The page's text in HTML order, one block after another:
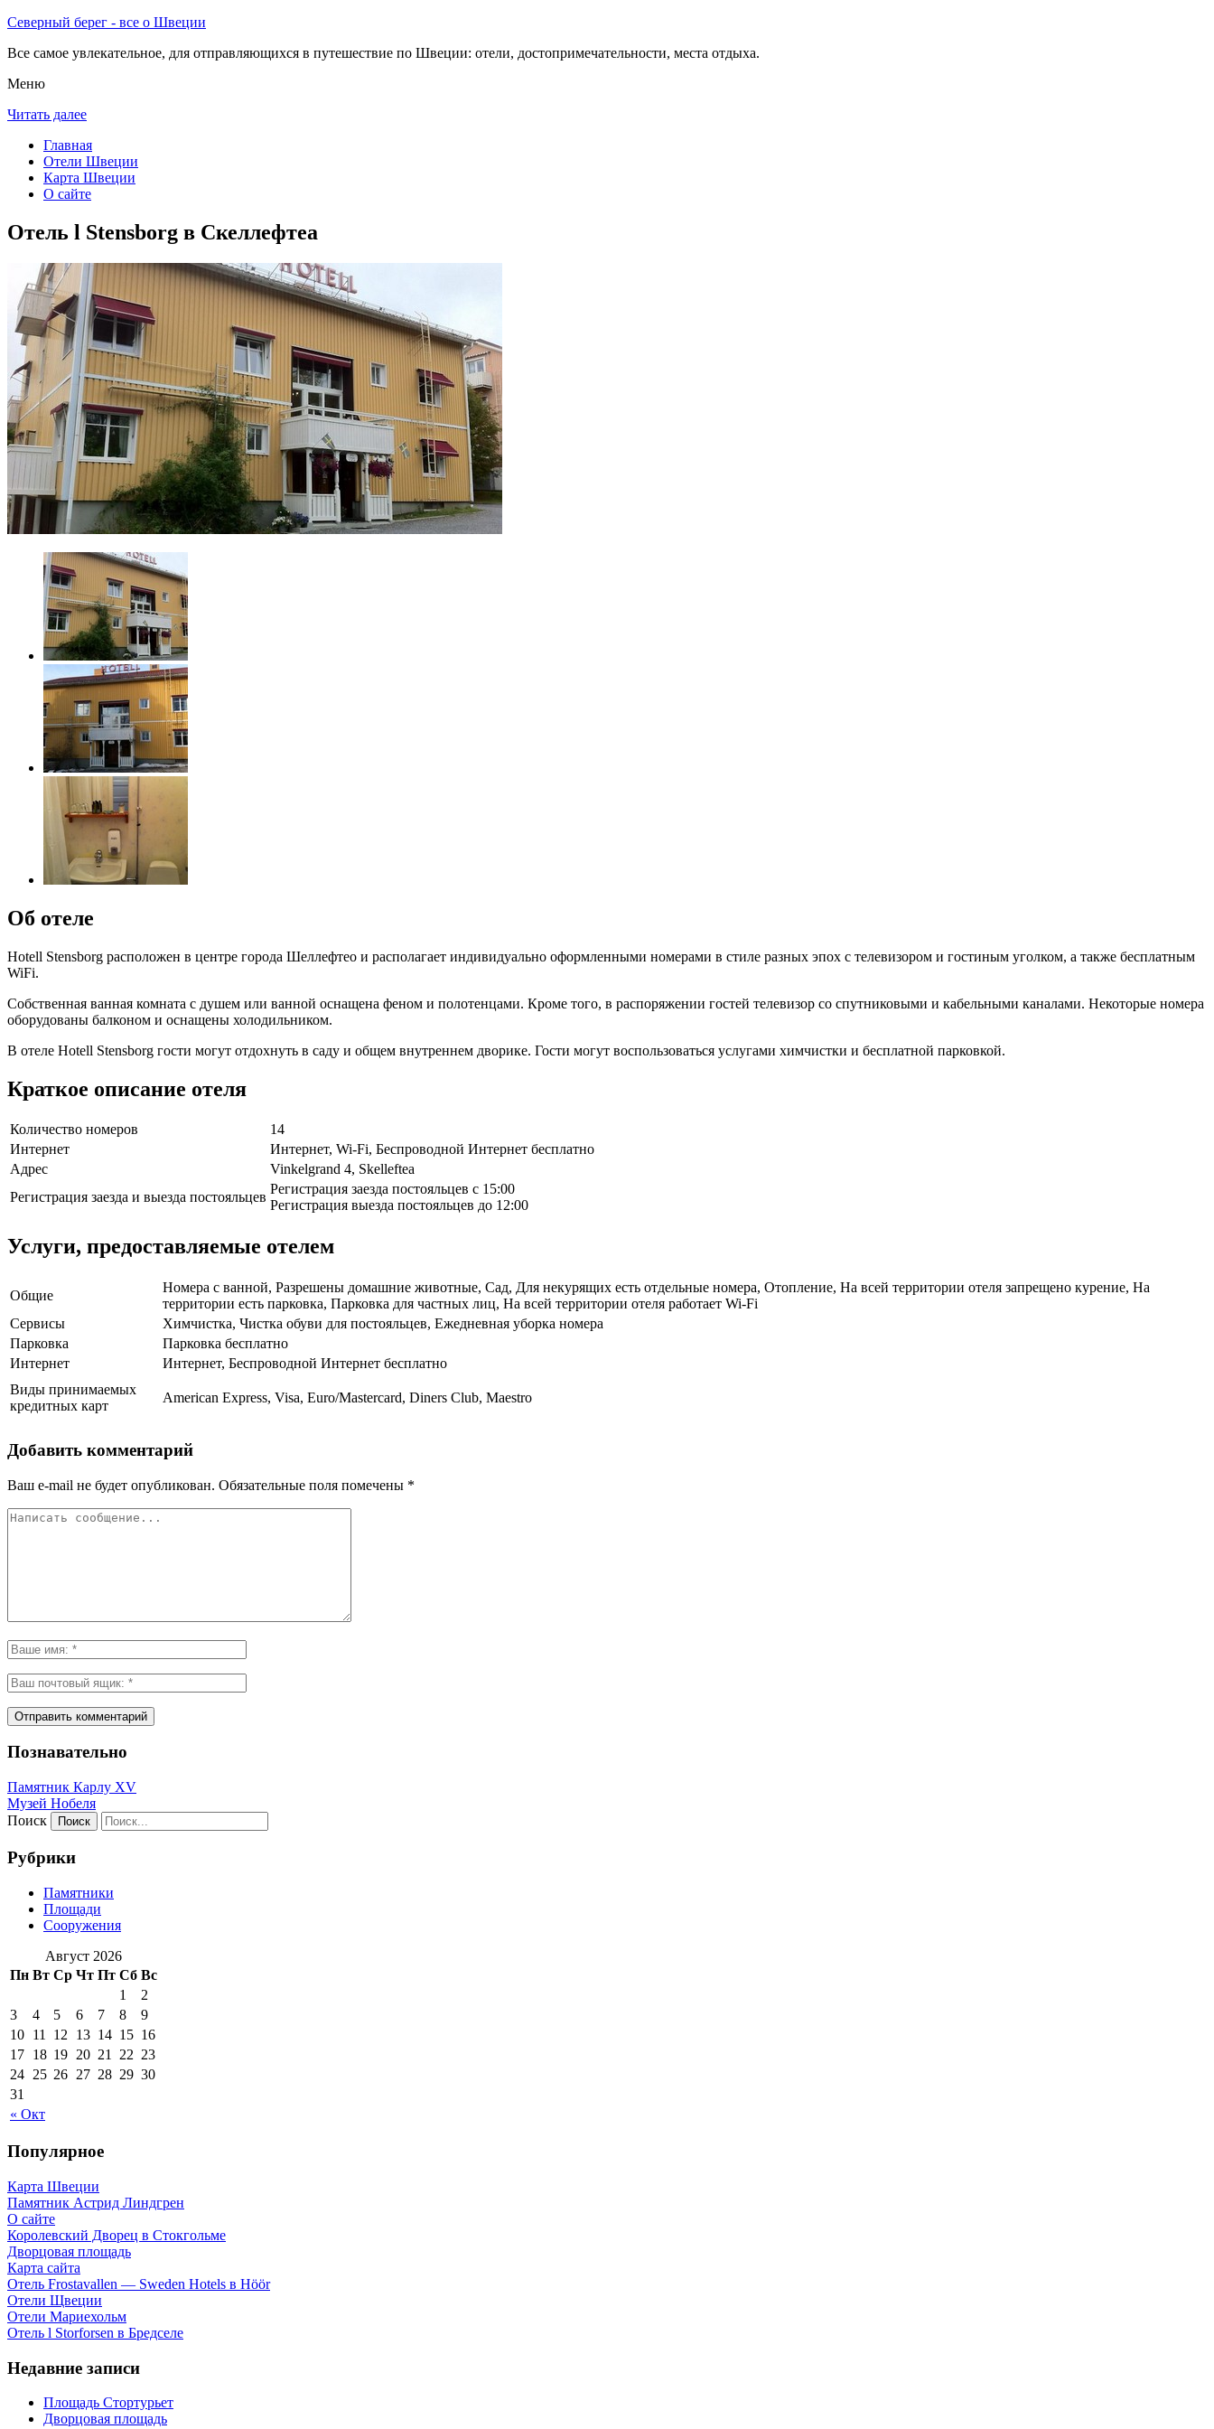
Северный берег - все о Швеции
Все самое увлекательное, для отправляющихся в путешествие по Швеции: отели, достопримечательности, места отдыха.
Меню
Читать далее
Главная
Отели Швеции
Карта Швеции
О сайте
Отель l Stensborg в Скеллефтеа
Об отеле
Hotell Stensborg расположен в центре города Шеллефтео и располагает индивидуально оформленными номерами в стиле разных эпох с телевизором и гостиным уголком, а также бесплатным
WiFi.
Собственная ванная комната с душем или ванной оснащена феном и полотенцами. Кроме того, в распоряжении гостей телевизор со спутниковыми и кабельными каналами. Некоторые номера
оборудованы балконом и оснащены холодильником.
В отеле Hotell Stensborg гости могут отдохнуть в саду и общем внутреннем дворике. Гости могут воспользоваться услугами химчистки и бесплатной парковкой.
Краткое описание отеля
Количество номеров
14
Интернет
Интернет, Wi-Fi, Беспроводной Интернет бесплатно
Адрес
Vinkelgrand 4, Skelleftea
Регистрация заезда и выезда постояльцев
Регистрация заезда постояльцев с 15:00
Регистрация выезда постояльцев до 12:00
Услуги, предоставляемые отелем
Общие
Номера с ванной, Разрешены домашние животные, Сад, Для некурящих есть отдельные номера, Отопление, На всей территории отеля запрещено курение, На
территории есть парковка, Парковка для частных лиц, На всей территории отеля работает Wi-Fi
Сервисы
Химчистка, Чистка обуви для постояльцев, Ежедневная уборка номера
Парковка
Парковка бесплатно
Интернет
Интернет, Беспроводной Интернет бесплатно
Виды принимаемых
кредитных карт
American Express, Visa, Euro/Mastercard, Diners Club, Maestro
Добавить комментарий
Ваш e-mail не будет опубликован. Обязательные поля помечены *
Познавательно
Памятник Карлу XV
Музей Нобеля
Поиск
Рубрики
Памятники
Площади
Сооружения
Август 2026
Пн Вт Ср Чт Пт Сб Вс
« Окт
1
2
3
4 5 6 7 8
9
10 11 12 13 14 15 16
17 18 19 20 21 22 23
24 25 26 27 28 29 30
31
Популярное
Карта Швеции
Памятник Астрид Линдгрен
О сайте
Королевский Дворец в Стокгольме
Дворцовая площадь
Карта сайта
Отель Frostavallen — Sweden Hotels в Höör
Отели Щвеции
Отели Мариехольм
Отель l Storforsen в Бредселе
Недавние записи
Площадь Стортурьет
Дворцовая площадь